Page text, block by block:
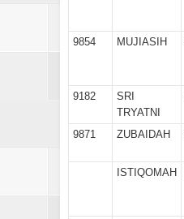
9854
MUJIASIH
9182
SRI
TRYATNI
9871
ZUBAIDAH
ISTIQOMAH